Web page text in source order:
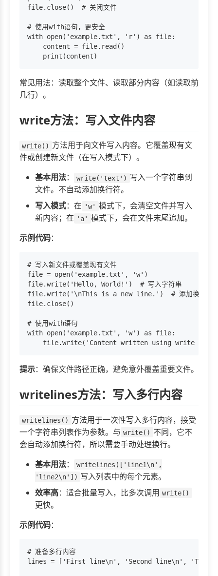
file.close()  # 关闭文件
# 使用with语句，更安全
with open('example.txt', 'r') as file:
    content = file.read()
常见用法：读取整个文件、读取部分内容（如读取前
几行）。
write方法：写入文件内容
write() 方法用于向文件写入内容。它覆盖现有文
件或创建新文件（在写入模式下）。
基本用法： write('text') 写入一个字符串到
文件。不自动添加换行符。
写入模式：在 'w' 模式下，会清空文件并写入
新内容；在 'a' 模式下，会在文件末尾追加。
示例代码：
# 写入新文件或覆盖现有文件
file = open('example.txt', 'w')
file.write('Hello, World!')  # 写入字符串
file.write('\nThis is a new line.')  # 添加换行符
file.close()
# 使用with语句
with open('example.txt', 'w') as file:
提示：确保文件路径正确，避免意外覆盖重要文件。
writelines方法：写入多行内容
writelines() 方法用于一次性写入多行内容，接受
一个字符串列表作为参数。与 write() 不同，它不
会自动添加换行符，所以需要手动处理换行。
基本用法：
writelines(['line1\n',
'line2\n']) 写入列表中的每个元素。
效率高：适合批量写入，比多次调用 write()
更快。
示例代码：
# 准备多行内容
lines = ['First line\n', 'Second line\n',